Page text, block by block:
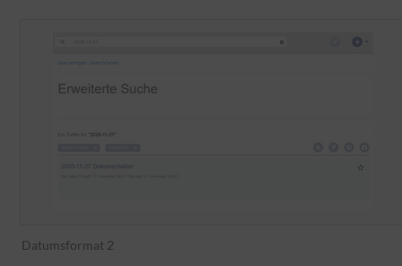
Datumsformat 2